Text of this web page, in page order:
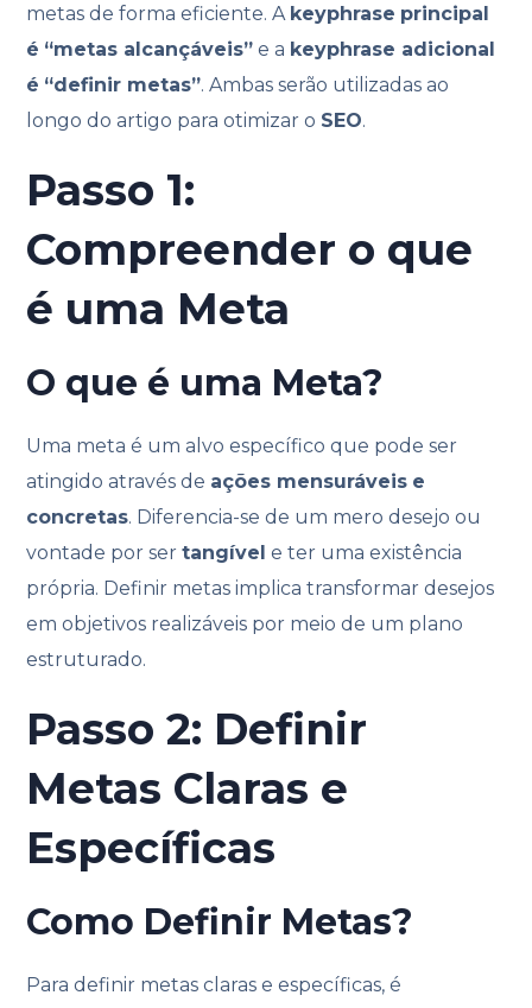
metas de forma eficiente. A keyphrase principal
é “metas alcançáveis” e a keyphrase adicional
é “definir metas”. Ambas serão utilizadas ao
longo do artigo para otimizar o SEO.
Passo 1:
Compreender o que
é uma Meta
O que é uma Meta?
Uma meta é um alvo específico que pode ser
atingido através de ações mensuráveis e
concretas. Diferencia-se de um mero desejo ou
vontade por sertangível e ter uma existência
própria. Definir metas implica transformar desejos
em objetivos realizáveis por meio de um plano
estruturado.
Passo 2: Definir
Metas Claras e
Específicas
Como Definir Metas?
Para definir metas claras e específicas, é